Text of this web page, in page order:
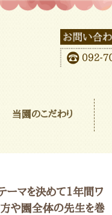
当園のこだわり
ーマを決めて1年間ワ
方や園全体の先生を巻